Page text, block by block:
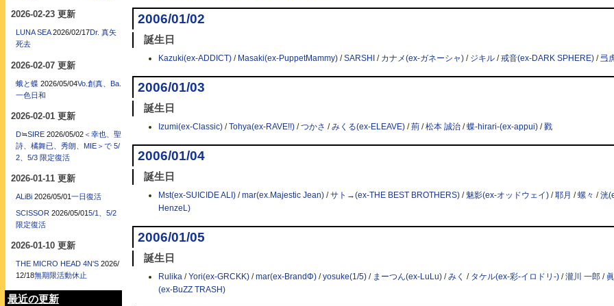
2006/01/02
誕生日
Kazuki(ex-ADDICT) / Masaki(ex-PuppetMammy) /SARSHI / カナメ(ex-ガネーシャ) / ジキル /戒音(ex-DARK SPHERE) /弖
2006/01/03
誕生日
Izumi(ex-Classic) /Tohya(ex-RAVE!!) /つかさ /みくる(ex-ELEAVE) /荊 /松本 誠治 /蝶-hirari-(ex-appui) /戮
2006/01/04
誕生日
Mst(ex-SUICIDE ALI) /mar(ex.Majestic Jean) /サト→(ex-THE BEST BROTHERS) / 魅影(ex-オッドウェイ) /耶月 /螺々 /洸
HenzeL)
2006/01/05
誕生日
Rulika /Yori(ex-GRCKK) /mar(ex-BrandΦ) /yosuke(1/5) / まーつん(ex-LuLu) /みく / タケル(ex-彩-イロドリ-) /瀧川 一郎 / 眞
(ex-BuZZ TRASH)
2026-02-23 更新
LUNA SEA 2026/02/17Dr. 真矢
死去
2026-02-07 更新
蛾と蝶 2026/05/04Vo.創真、Ba.
一色日和
2026-02-01 更新
D≒SIRE 2026/05/02＜幸也、聖
詩、橘舞已、秀朗、MIE＞で 5/
2、5/3 限定復活
2026-01-11 更新
ALiBi 2026/05/01一日復活
SCISSOR 2026/05/015/1、5/2
限定復活
2026-01-10 更新
THE MICRO HEAD 4N'S 2026/
12/18無期限活動休止
最近の更新